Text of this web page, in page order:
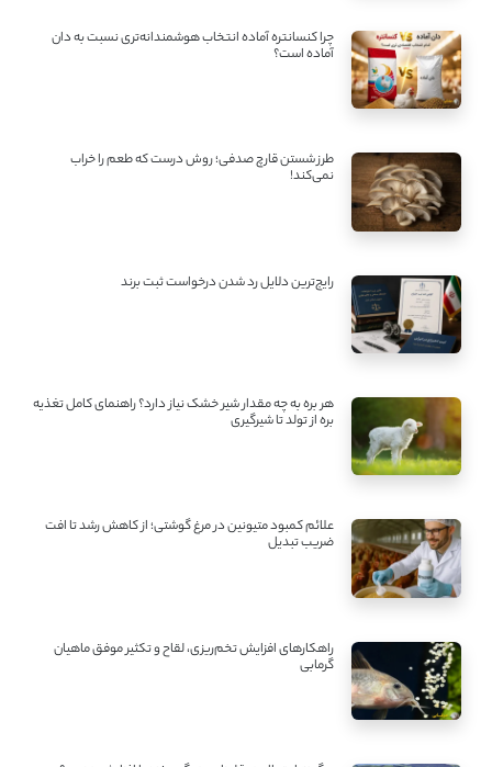
چرا کنسانتره آماده انتخاب هوشمندانه‌تری نسبت به دان
آماده است؟
طرز شستن قارچ صدفی؛ روش درست که طعم را خراب
نمی‌کند!
رایج‌ترین دلایل رد شدن درخواست ثبت برند
هر بره به چه مقدار شیر خشک نیاز دارد؟ راهنمای کامل تغذیه
بره از تولد تا شیرگیری
علائم کمبود متیونین در مرغ گوشتی؛ از کاهش رشد تا افت
ضریب تبدیل
راهکارهای افزایش تخم‌ریزی، لقاح و تکثیر موفق ماهیان
گرمابی